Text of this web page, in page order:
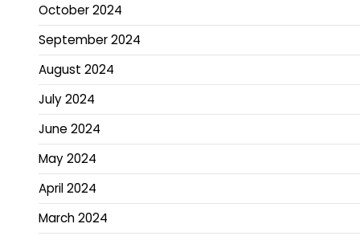
October 2024
September 2024
August 2024
July 2024
June 2024
May 2024
April 2024
March 2024